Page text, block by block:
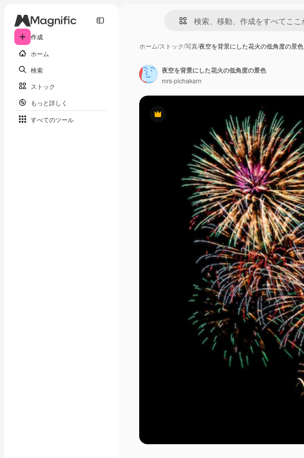
作成
ホーム
検索
ストック
もっと詳しく
すべてのツール
ホーム/ストック/写真/夜空を背景にした花火の低角度の景色
Premium
夜空を背景にした花火の低角度の景色
mrs-pichakarn